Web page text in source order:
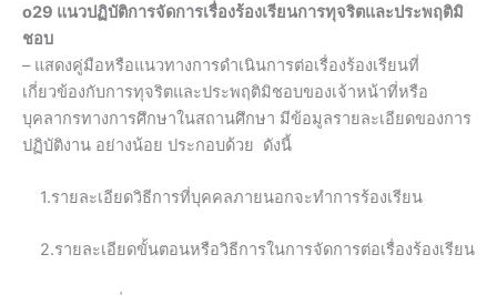
o29 แนวปฏิบัติการจัดการเรื่องร้องเรียนการทุจริตและประพฤติมิ
ชอบ
– แสดงคู่มือหรือแนวทางการดำเนินการต่อเรื่องร้องเรียนที่
เกี่ยวข้องกับการทุจริตและประพฤติมิชอบของเจ้าหน้าที่หรือ
บุคลากรทางการศึกษาในสถานศึกษา มีข้อมูลรายละเอียดของการ
ปฏิบัติงาน อย่างน้อย ประกอบด้วย ดังนี้
1.รายละเอียดวิธีการที่บุคคลภายนอกจะทำการร้องเรียน
2.รายละเอียดขั้นตอนหรือวิธีการในการจัดการต่อเรื่องร้องเรียน